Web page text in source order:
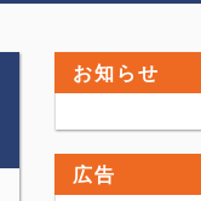
お知らせ
広告